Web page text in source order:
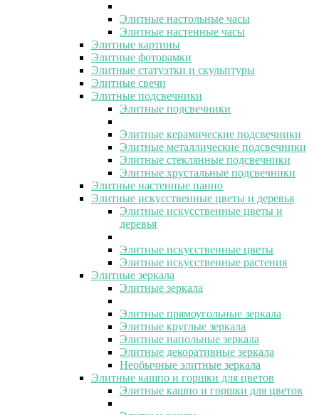
Элитные настольные часы
Элитные настенные часы
Элитные картины
Элитные фоторамки
Элитные статуэтки и скульптуры
Элитные свечи
Элитные подсвечники
Элитные подсвечники
Элитные керамические подсвечники
Элитные металлические подсвечники
Элитные стеклянные подсвечники
Элитные хрустальные подсвечники
Элитные настенные панно
Элитные искусственные цветы и деревья
Элитные искусственные цветы и
деревья
Элитные искусственные цветы
Элитные искусственные растения
Элитные зеркала
Элитные зеркала
Элитные прямоугольные зеркала
Элитные круглые зеркала
Элитные напольные зеркала
Элитные декоративные зеркала
Необычные элитные зеркала
Элитные кашпо и горшки для цветов
Элитные кашпо и горшки для цветов